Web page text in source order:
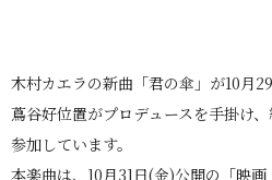
木村カエラの新曲「君の傘」が10月
蔦谷好位置がプロデュースを手掛け
参加しています。
本楽曲は、10月31日(金)公開の「映